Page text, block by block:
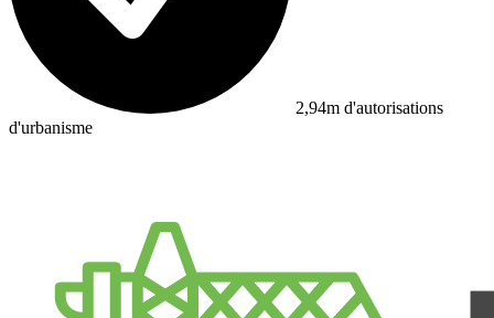
2,94m d'autorisations
d'urbanisme